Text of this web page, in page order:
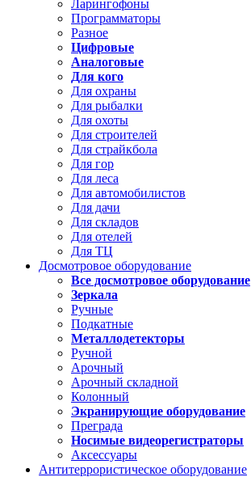
Ларингофоны
Программаторы
Разное
Цифровые
Аналоговые
Для кого
Для охраны
Для рыбалки
Для охоты
Для строителей
Для страйкбола
Для гор
Для леса
Для автомобилистов
Для дачи
Для складов
Для отелей
Для ТЦ
Досмотровое оборудование
Все досмотровое оборудование
Зеркала
Ручные
Подкатные
Металлодетекторы
Ручной
Арочный
Арочный складной
Колонный
Экранирующие оборудование
Преграда
Носимые видеорегистраторы
Аксессуары
Антитеррористическое оборудование